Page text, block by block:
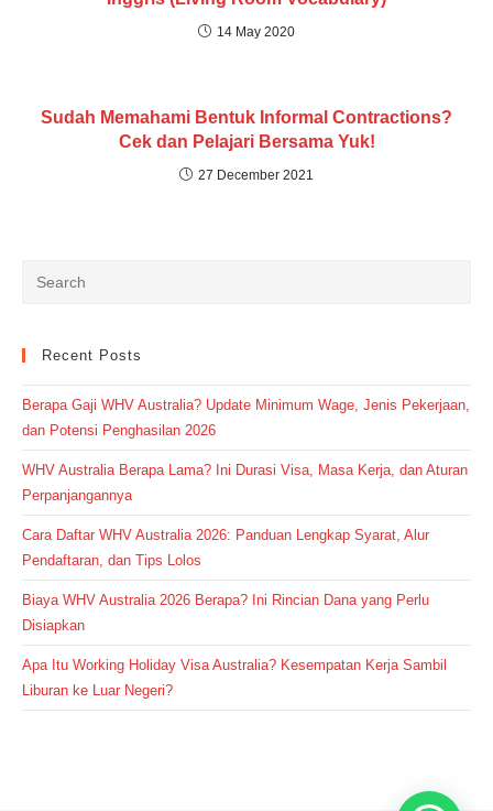
14 May 2020
Sudah Memahami Bentuk Informal Contractions?
Cek dan Pelajari Bersama Yuk!
27 December 2021
Recent Posts
Berapa Gaji WHV Australia? Update Minimum Wage, Jenis Pekerjaan,
dan Potensi Penghasilan 2026
WHV Australia Berapa Lama? Ini Durasi Visa, Masa Kerja, dan Aturan
Perpanjangannya
Cara Daftar WHV Australia 2026: Panduan Lengkap Syarat, Alur
Pendaftaran, dan Tips Lolos
Biaya WHV Australia 2026 Berapa? Ini Rincian Dana yang Perlu
Disiapkan
Apa Itu Working Holiday Visa Australia? Kesempatan Kerja Sambil
Liburan ke Luar Negeri?